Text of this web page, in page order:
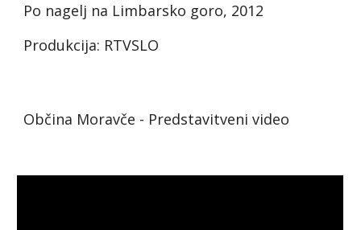
Po nagelj na Limbarsko goro, 2012
Produkcija: RTVSLO
Občina Moravče - Predstavitveni video